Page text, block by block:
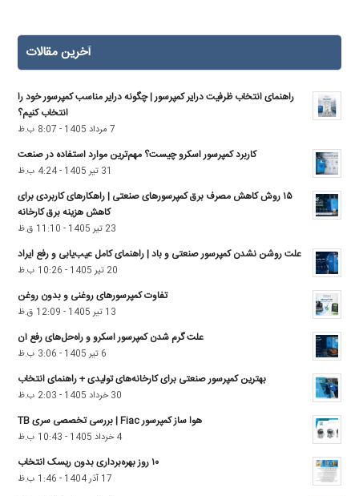
آخرین مقالات
راهنمای انتخاب ظرفیت درایر کمپرسور | چگونه درایر مناسب کمپرسور خود را
انتخاب کنیم؟
7 مرداد 1405 - 8:07 ب.ظ
کاربرد کمپرسور اسکرو چیست؟ مهم‌ترین موارد استفاده در صنعت
31 تیر 1405 - 4:24 ب.ظ
۱۵ روش کاهش مصرف برق کمپرسورهای صنعتی | راهکارهای کاربردی برای
کاهش هزینه برق کارخانه
23 تیر 1405 - 11:10 ق.ظ
علت روشن نشدن کمپرسور صنعتی و باد | راهنمای کامل عیب‌یابی و رفع ایراد
20 تیر 1405 - 10:26 ب.ظ
تفاوت کمپرسور‌های روغنی و بدون روغن
13 تیر 1405 - 12:09 ق.ظ
علت گرم شدن کمپرسور اسکرو و راه‌حل‌های رفع آن
6 تیر 1405 - 3:06 ب.ظ
بهترین کمپرسور صنعتی برای کارخانه‌های تولیدی + راهنمای انتخاب
30 خرداد 1405 - 2:03 ب.ظ
هوا ساز کمپرسور Fiac | بررسی تخصصی سری TB
4 خرداد 1405 - 10:43 ب.ظ
۱۰ روز بهره‌برداری بدون ریسک انتخاب
17 آذر 1404 - 1:46 ب.ظ